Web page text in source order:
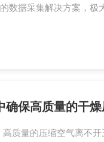
数据采集解决方案，
确保高质量的干
质量的压缩空气离不